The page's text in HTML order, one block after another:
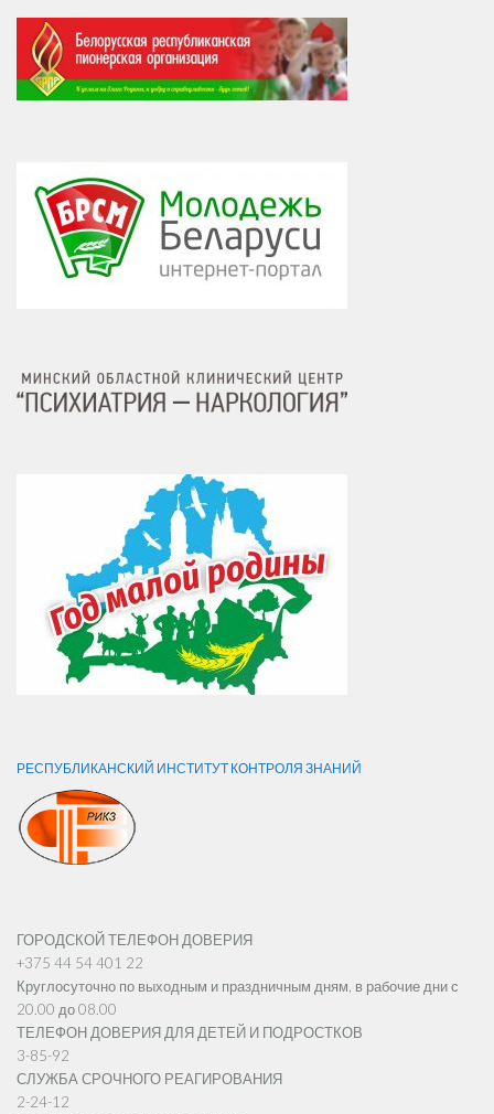
РЕСПУБЛИКАНСКИЙ ИНСТИТУТ КОНТРОЛЯ ЗНАНИЙ
ГОРОДСКОЙ ТЕЛЕФОН ДОВЕРИЯ
+375 44 54 401 22
Круглосуточно по выходным и праздничным дням, в рабочие дни с
20.00 до 08.00
ТЕЛЕФОН ДОВЕРИЯ ДЛЯ ДЕТЕЙ И ПОДРОСТКОВ
3-85-92
СЛУЖБА СРОЧНОГО РЕАГИРОВАНИЯ
2-24-12